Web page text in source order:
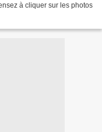
à cliquer sur les photos